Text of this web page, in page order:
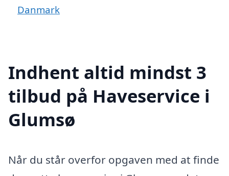
Danmark
Indhent altid mindst 3
tilbud på Haveservice i
Glumsø
Når du står overfor opgaven med at finde